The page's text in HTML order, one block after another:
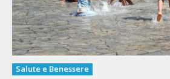
Salute e Benessere